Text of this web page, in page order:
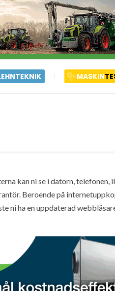
MASKIN
kan ni se i datorn, telefonen,
Beroende på
ni ha en uppdaterad